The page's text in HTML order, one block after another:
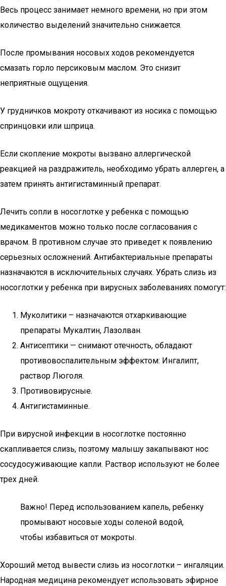
Весь процесс занимает немного времени, но при этом
количество выделений значительно снижается.
После промывания носовых ходов рекомендуется
смазать горло персиковым маслом. Это снизит
неприятные ощущения.
У грудничков мокроту откачивают из носика с помощью
спринцовки или шприца.
Если скопление мокроты вызвано аллергической
реакцией на раздражитель, необходимо убрать аллерген, а
затем принять антигистаминный препарат.
Лечить сопли в носоглотке у ребенка с помощью
медикаментов можно только после согласования с
врачом. В противном случае это приведет к появлению
серьезных осложнений. Антибактериальные препараты
назначаются в исключительных случаях. Убрать слизь из
носоглотки у ребенка при вирусных заболеваниях помогут:
Муколитики – назначаются отхаркивающие
препараты Мукалтин, Лазолван.
Антисептики — снимают отечность, обладают
противовоспалительным эффектом: Ингалипт,
раствор Люголя.
Противовирусные.
Антигистаминные.
При вирусной инфекции в носоглотке постоянно
скапливается слизь, поэтому малышу закапывают нос
сосудосуживающие капли. Раствор используют не более
трех дней.
Важно! Перед использованием капель, ребенку
промывают носовые ходы соленой водой,
чтобы избавиться от мокроты.
Хороший метод вывести слизь из носоглотки – ингаляции.
Народная медицина рекомендует использовать эфирное